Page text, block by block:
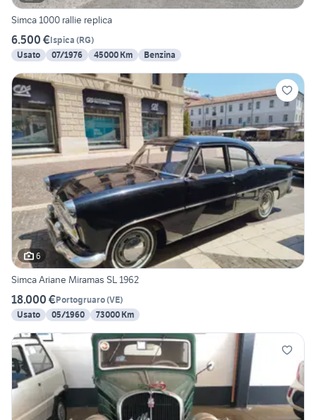
Simca 1000 rallie replica
6.500 €Ispica (RG)
Usato
07/1976 45000 Km Benzina
6
Simca Ariane Miramas SL 1962
18.000 €Portogruaro(VE)
Usato
05/1960 73000 Km